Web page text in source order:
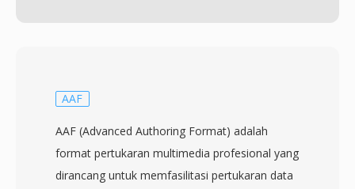
AAF
AAF (Advanced Authoring Format) adalah
format pertukaran multimedia profesional yang
dirancang untuk memfasilitasi pertukaran data